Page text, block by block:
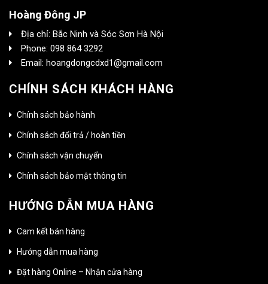
Hoàng Đông JP
Địa chỉ: Bắc Ninh và Sóc Sơn Hà Nội
Phone: 098 864 3292
Email: hoangdongcdxd1@gmail.com
CHÍNH SÁCH KHÁCH HÀNG
Chính sách bảo hành
Chính sách đổi trả / hoàn tiền
Chính sách vận chuyển
Chính sách bảo mật thông tin
HƯỚNG DẪN MUA HÀNG
Cam kết bán hàng
Hướng dẫn mua hàng
Đặt hàng Online – Nhận cửa hàng